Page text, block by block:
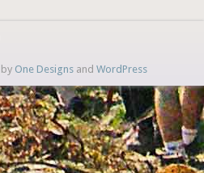
by One Designs and WordPress